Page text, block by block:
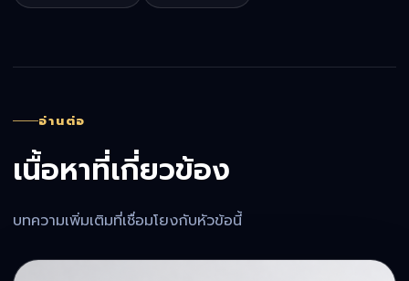
อ่านต่อ
เนื้อหาที่เกี่ยวข้อง
บทความเพิ่มเติมที่เชื่อมโยงกับหัวข้อนี้